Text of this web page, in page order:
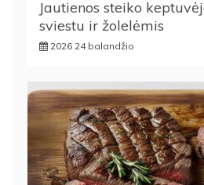
Jautienos steiko
sviestu ir žolelėmis
2026 24 balandžio